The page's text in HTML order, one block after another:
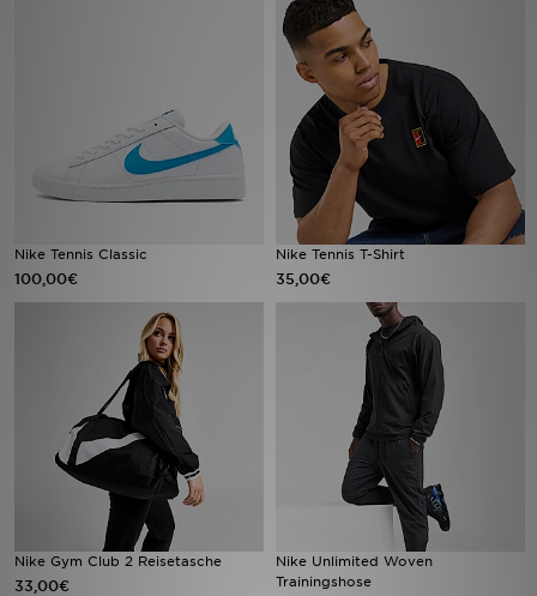
Nike Tennis Classic
100,00€
Nike Tennis T-Shirt
35,00€
Nike Gym Club 2 Reisetasche
33,00€
Nike Unlimited Woven
Trainingshose
Lade Die APP
Geschenkkarte
Filialfinder
Mein JD
Meine Nachrichten
Bestellverfolgung
Hilfe & Kontakt
Trending Styles